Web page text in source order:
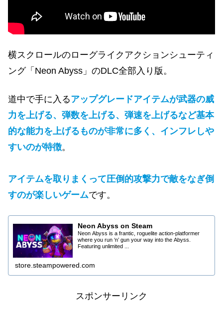
横スクロールのローグライクアクションシューティ
ング「Neon Abyss」のDLC全部入り 版 。
道中で手に入るアップグレードアイテムが武器の威
力を上げる、弾数を上げる、弾速を上げるなど基本
的な能力を上げるものが非常に多く、インフレしや
すいのが特徴。
アイテムを取りまくって圧倒的攻撃力で敵をなぎ倒
すのが楽しいゲームです。
Neon Abyss on Steam
Neon Abyss is a frantic, roguelite action-platformer
where you run ‘n’ gun your way into the Abyss.
Featuring unlimited ...
store.steampowered.com
スポンサーリンク